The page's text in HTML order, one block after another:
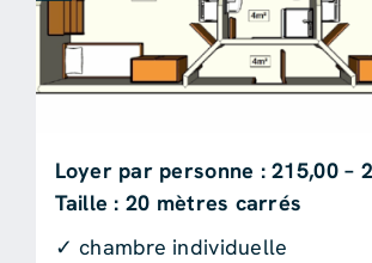
Loyer par personne : 215,00 –
Taille : 20 mètres carrés
✓ chambre individuelle